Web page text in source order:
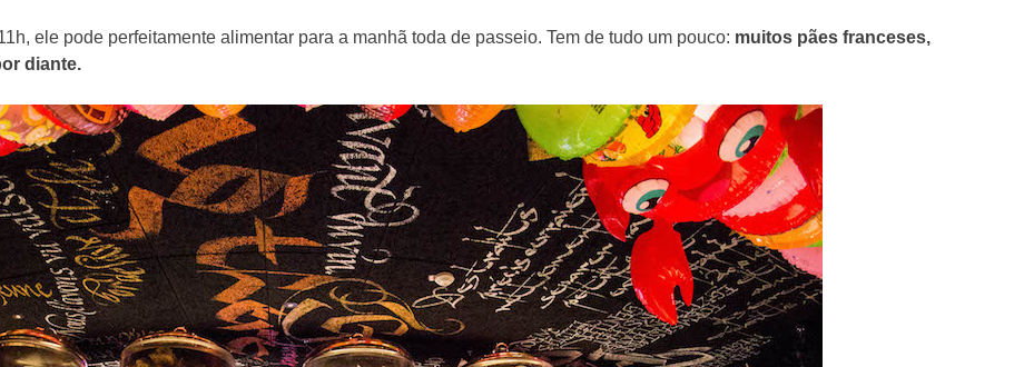
ele pode perfeitamente alimentar para a manhã toda de passeio. Tem de tudo um pouco: muitos pães franceses,
diante.